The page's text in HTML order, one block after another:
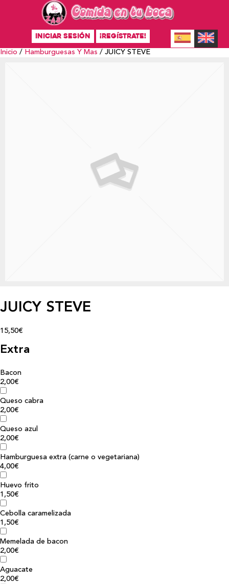
INICIAR SESIÓN ¡REGÍSTRATE!
Inicio / Hamburguesas Y Mas / JUICY STEVE
JUICY STEVE
15,50€
Extra
Bacon
2,00€
Queso cabra
2,00€
Queso azul
2,00€
Hamburguesa extra (carne o vegetariana)
4,00€
Huevo frito
1,50€
Cebolla caramelizada
1,50€
Memelada de bacon
2,00€
Aguacate
2,00€